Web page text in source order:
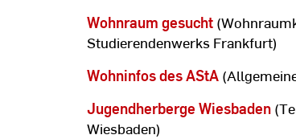
Wohnraum gesucht
Studierendenwerks Frankfurt)
Wohninfos des AStA
Jugendherberge Wiesbaden
Wiesbaden)